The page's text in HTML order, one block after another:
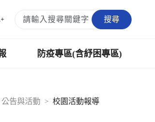
搜尋
防疫專區(含紓困專區)
公告與活動 校園活動報導